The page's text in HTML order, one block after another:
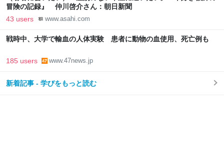
冒険の記録』 仲川啓介さん：朝日新聞
43 users www.asahi.com
戦時中、大学で輸血の人体実験 患者に動物の血使用、死亡例も
185 users www.47news.jp
新着記事 - 学びをもっと読む